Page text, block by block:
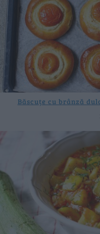
Băscuțe cu brânză